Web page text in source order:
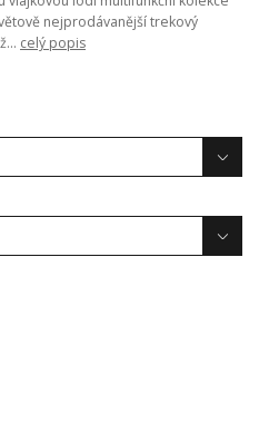
nejprodávanější trekový
celý popis